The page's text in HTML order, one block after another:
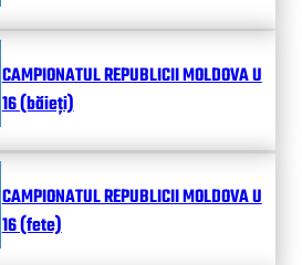
CAMPIONATUL REPUBLICII MOLDOVA U
16 (băieți)
CAMPIONATUL REPUBLICII MOLDOVA U
16 (fete)